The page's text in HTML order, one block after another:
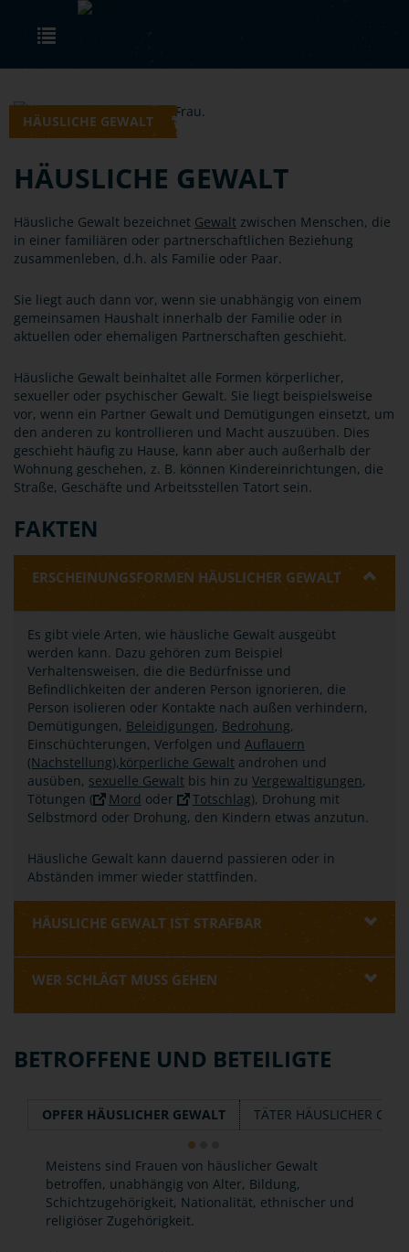
Skip to main content
HÄUSLICHE GEWALT
HÄUSLICHE GEWALT
Häusliche Gewalt bezeichnet Gewalt zwischen Menschen, die
in einer familiären oder partnerschaftlichen Beziehung
zusammenleben, d.h. als Familie oder Paar.
Sie liegt auch dann vor, wenn sie unabhängig von einem
gemeinsamen Haushalt innerhalb der Familie oder in
aktuellen oder ehemaligen Partnerschaften geschieht.
Häusliche Gewalt beinhaltet alle Formen körperlicher,
sexueller oder psychischer Gewalt. Sie liegt beispielsweise
vor, wenn ein Partner Gewalt und Demütigungen einsetzt, um
den anderen zu kontrollieren und Macht auszuüben. Dies
geschieht häufig zu Hause, kann aber auch außerhalb der
Wohnung geschehen, z. B. können Kindereinrichtungen, die
Straße, Geschäfte und Arbeitsstellen Tatort sein.
FAKTEN
ERSCHEINUNGSFORMEN HÄUSLICHER GEWALT
Es gibt viele Arten, wie häusliche Gewalt ausgeübt
werden kann. Dazu gehören zum Beispiel
Verhaltensweisen, die die Bedürfnisse und
Befindlichkeiten der anderen Person ignorieren, die
Person isolieren oder Kontakte nach außen verhindern,
Demütigungen, Beleidigungen, Bedrohung,
Einschüchterungen, Verfolgen und Auflauern
(Nachstellung),körperliche Gewalt androhen und
ausüben, sexuelle Gewalt bis hin zu Vergewaltigungen,
Tötungen (
Mord oder Totschlag), Drohung mit
Selbstmord oder Drohung, den Kindern etwas anzutun.
Häusliche Gewalt kann dauernd passieren oder in
Abständen immer wieder stattfinden.
HÄUSLICHE GEWALT IST STRAFBAR
WER SCHLÄGT MUSS GEHEN
BETROFFENE UND BETEILIGTE
OPFER HÄUSLICHER GEWALT TÄTER HÄUSLICHER
Meistens sind Frauen von häuslicher Gewalt
betroffen, unabhängig von Alter, Bildung,
Schichtzugehörigkeit, Nationalität, ethnischer und
religiöser Zugehörigkeit.